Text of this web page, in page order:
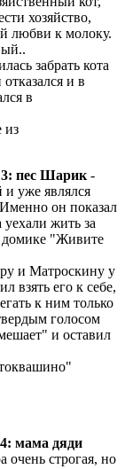
хозяйство,
любви к молоку.
забрать кота
и в
в
из
пес Шарик -
уже являлся
он показал
уехали жить за
домике "Живите
и Матроскину у
взять его к себе,
к ним только
голосом
и оставил
мама дяди
очень строгая, но